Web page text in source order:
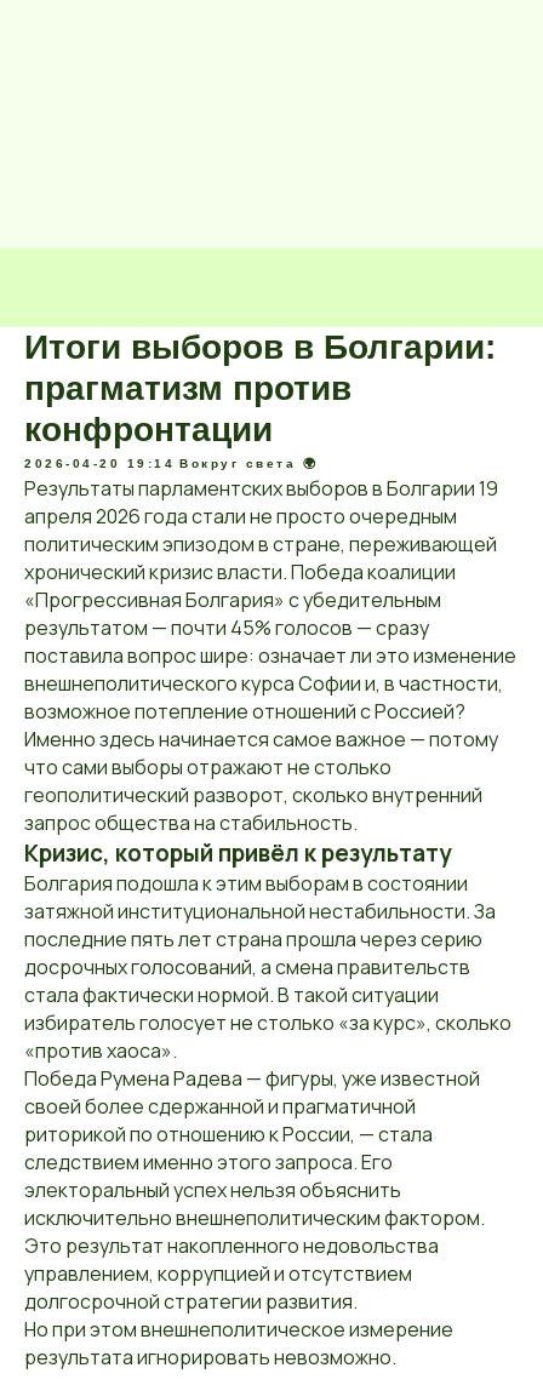
Итоги выборов в Болгарии:
прагматизм против
конфронтации
2026-04-20 19:14 Вокруг света 🌍
Результаты парламентских выборов в Болгарии 19
апреля 2026 года стали не просто очередным
политическим эпизодом в стране, переживающей
хронический кризис власти. Победа коалиции
«Прогрессивная Болгария» с убедительным
результатом — почти 45% голосов — сразу
поставила вопрос шире: означает ли это изменение
внешнеполитического курса Софии и, в частности,
возможное потепление отношений с Россией?
Именно здесь начинается самое важное — потому
что сами выборы отражают не столько
геополитический разворот, сколько внутренний
запрос общества на стабильность.
Кризис, который привёл к результату
Болгария подошла к этим выборам в состоянии
затяжной институциональной нестабильности. За
последние пять лет страна прошла через серию
досрочных голосований, а смена правительств
стала фактически нормой. В такой ситуации
избиратель голосует не столько «за курс», сколько
«против хаоса».
Победа Румена Радева — фигуры, уже известной
своей более сдержанной и прагматичной
риторикой по отношению к России, — стала
следствием именно этого запроса. Его
электоральный успех нельзя объяснить
исключительно внешнеполитическим фактором.
Это результат накопленного недовольства
управлением, коррупцией и отсутствием
долгосрочной стратегии развития.
Но при этом внешнеполитическое измерение
результата игнорировать невозможно.